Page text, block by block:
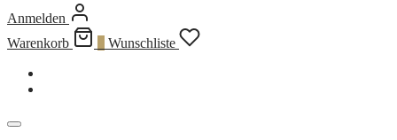
Anmelden
Warenkorb
Wunschliste